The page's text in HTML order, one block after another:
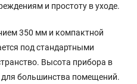
и простоту в уходе.
350 мм и компактной
под стандартными
Высота прибора в
большинства помещений.